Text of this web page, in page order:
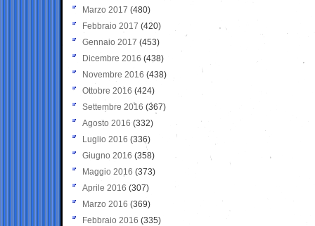
Marzo 2017 (480)
Febbraio 2017 (420)
Gennaio 2017 (453)
Dicembre 2016 (438)
Novembre 2016 (438)
Ottobre 2016 (424)
Settembre 2016 (367)
Agosto 2016 (332)
Luglio 2016 (336)
Giugno 2016 (358)
Maggio 2016 (373)
Aprile 2016 (307)
Marzo 2016 (369)
Febbraio 2016 (335)